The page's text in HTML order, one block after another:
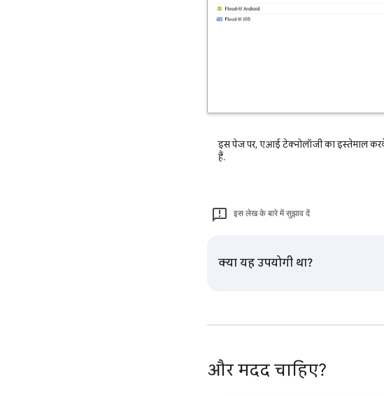
इस पेज पर, एआई टेक्नोलॉजी का इस्तेमाल
हैं.
इस लेख के बारे में सुझाव दें
क्या यह उपयोगी था?
और मदद चाहिए?